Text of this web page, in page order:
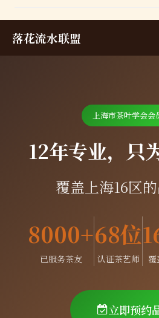
落花流水联盟
上海市茶叶学会会
12年专业，只
覆盖上海16区
8000+
已服务茶友
68位
认证茶艺师 覆
立即预约